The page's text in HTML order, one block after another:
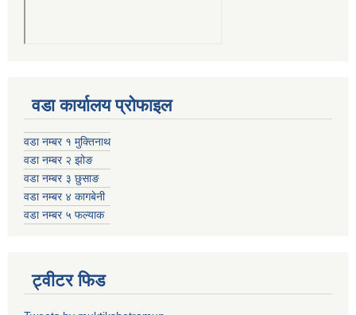
वडा कार्यालय प्रोफाइल
वडा नम्बर १ मुक्तिनाथ
वडा नम्बर २ झोङ
वडा नम्बर ३ छुसाङ
वडा नम्बर ४ कागबेनी
वडा नम्बर ५ फल्याक
ट्वीटर फिड